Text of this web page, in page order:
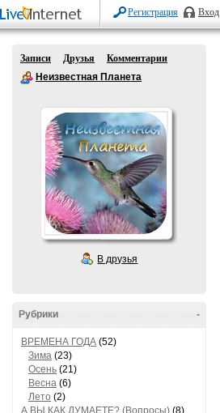
Регистрация Вход
Записи Друзья
Комментарии
Неизвестная Планета
В друзья
-
Рубрики
ВРЕМЕНА ГОДА (52)
Зима (23)
Осень (21)
Весна (6)
Лето (2)
А ВЫ КАК ДУМАЕТЕ? (Вопросы) (8)